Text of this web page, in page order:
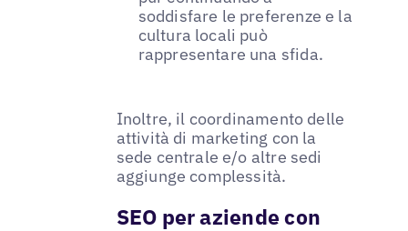
soddisfare le preferenze e la
cultura locali può
rappresentare una sfida.
Inoltre, il coordinamento delle
attività di marketing con la
sede centrale e/o altre sedi
aggiunge complessità.
SEO per aziende con